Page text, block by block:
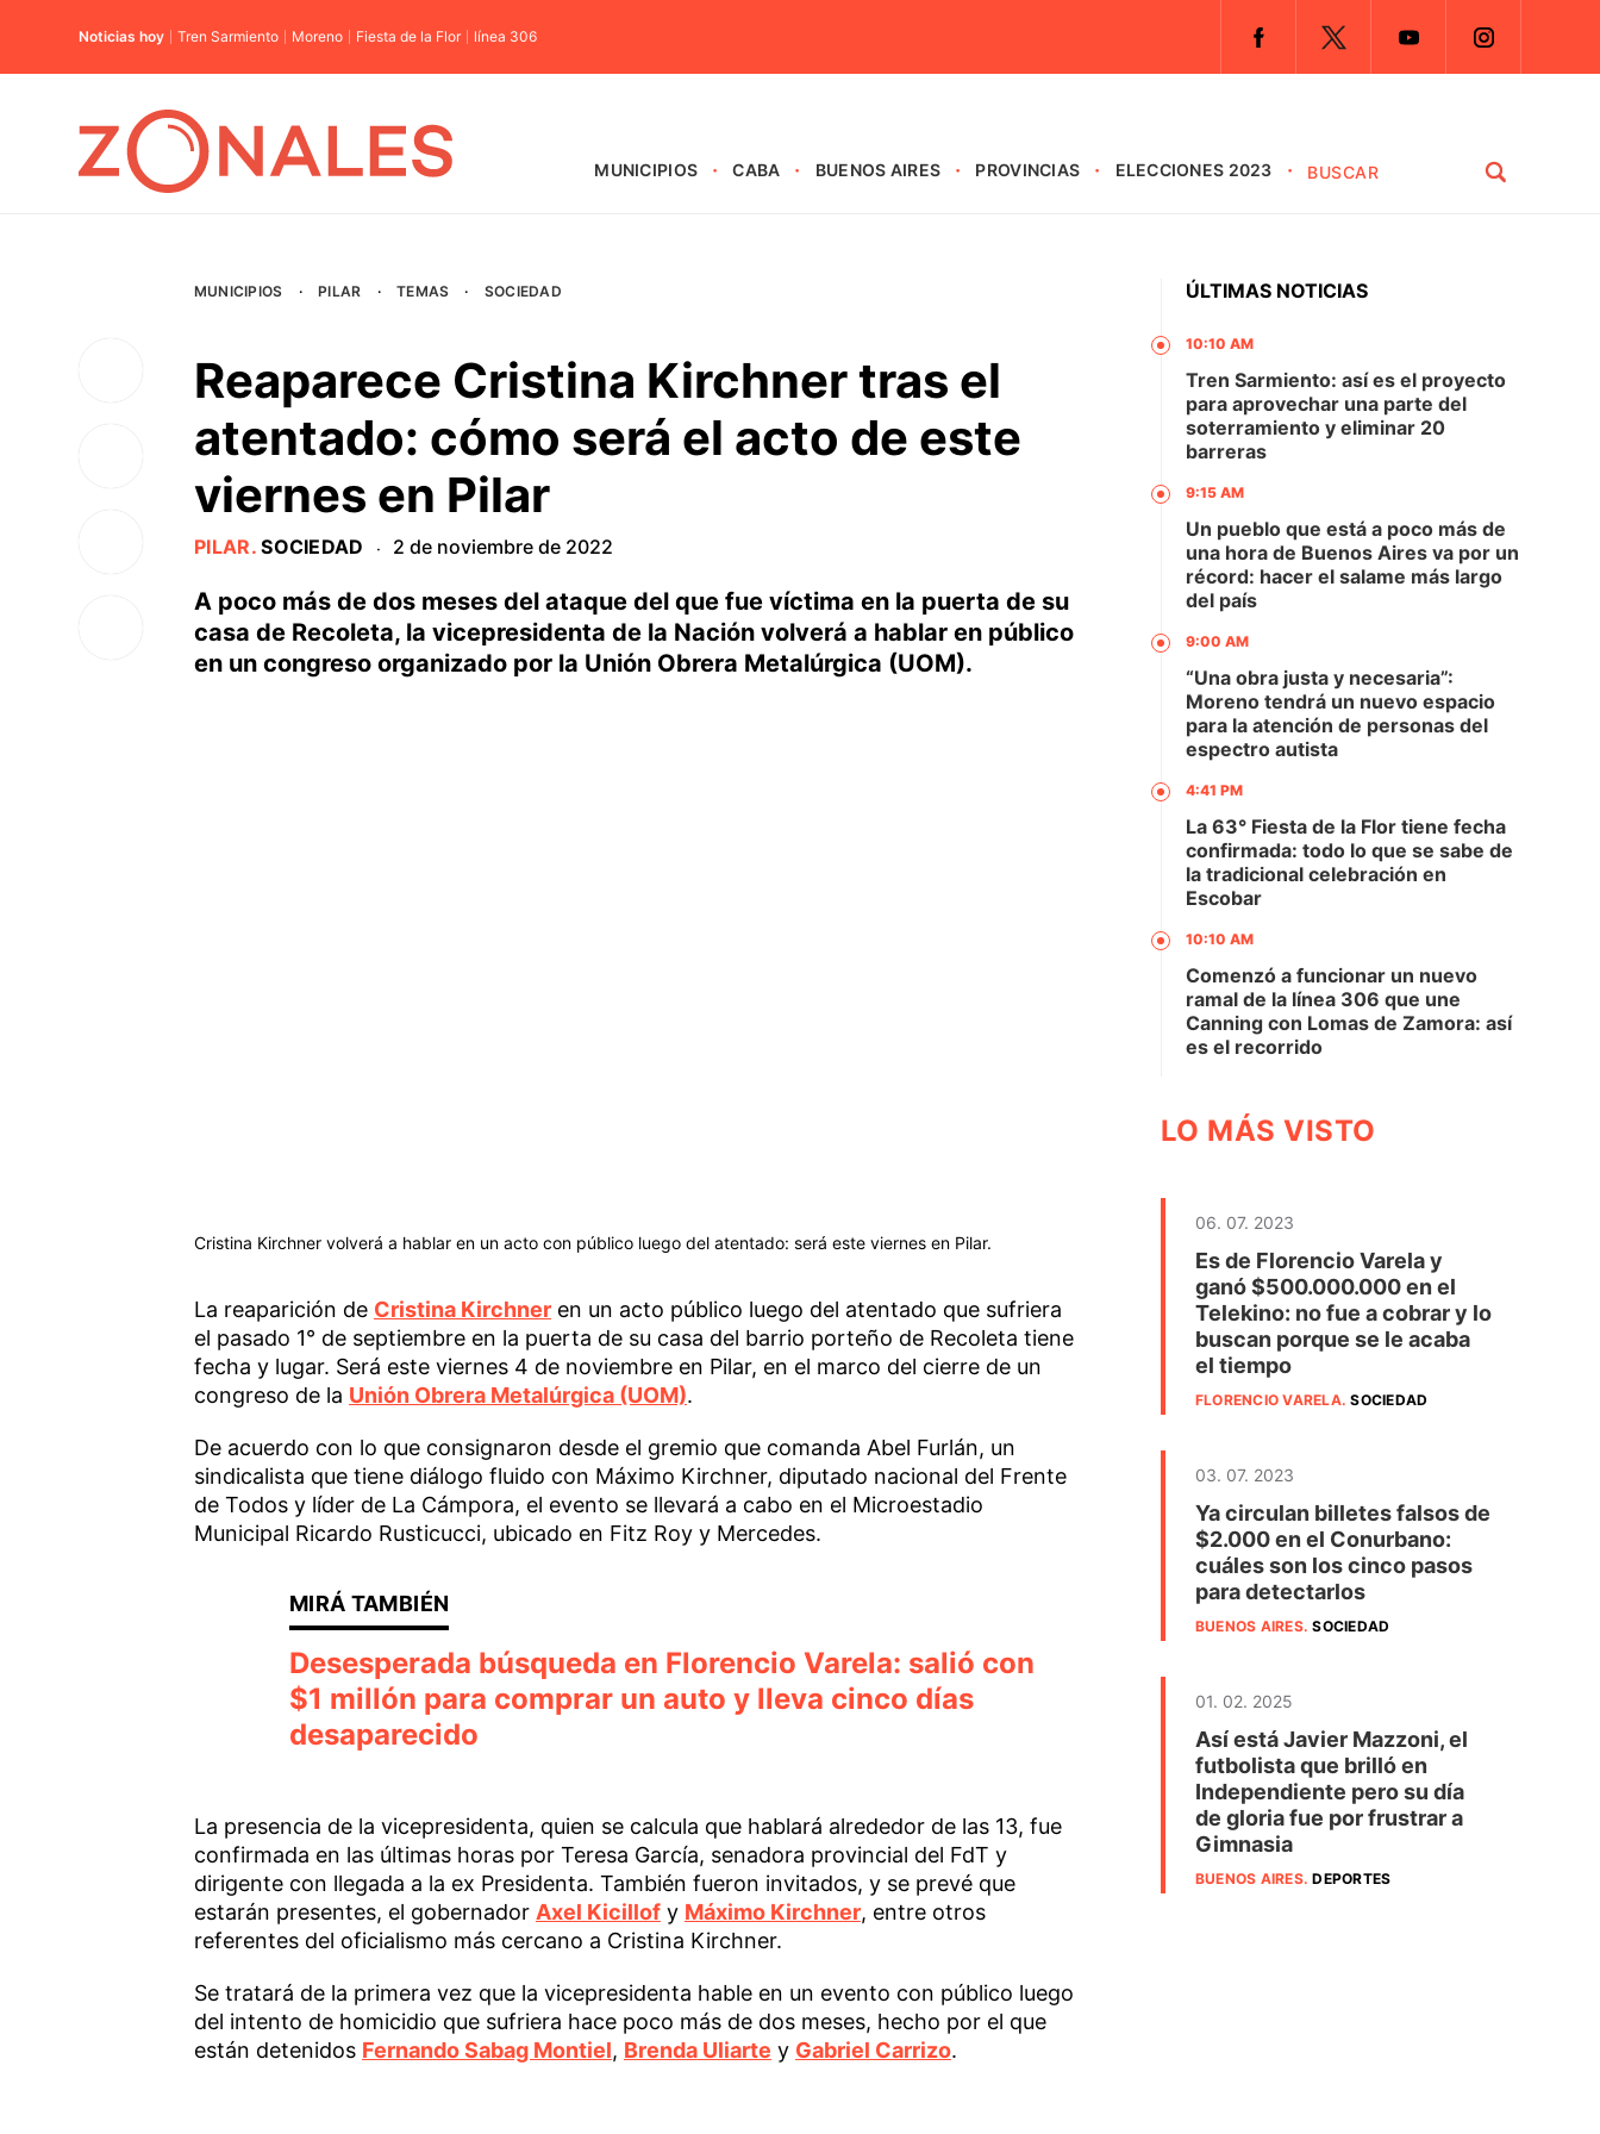
Noticias hoy Tren Sarmiento Moreno Fiesta de la Flor línea 306
MUNICIPIOS CABA BUENOS AIRES PROVINCIAS ELECCIONES 2023
MUNICIPIOS · PILAR · TEMAS · SOCIEDAD
Reaparece Cristina Kirchner tras el
atentado: cómo será el acto de este
viernes en Pilar
PILAR.SOCIEDAD · 2 de noviembre de 2022
A poco más de dos meses del ataque del que fue víctima en la puerta de su
casa de Recoleta, la vicepresidenta de la Nación volverá a hablar en público
en un congreso organizado por la Unión Obrera Metalúrgica (UOM).
Cristina Kirchner volverá a hablar en un acto con público luego del atentado: será este viernes en Pilar.
La reaparición de Cristina Kirchneren un acto público luego del atentado que sufriera
el pasado 1° de septiembre en la puerta de su casa del barrio porteño de Recoleta tiene
fecha y lugar. Será este viernes 4 de noviembre en Pilar, en el marco del cierre de un
congreso de la Unión Obrera Metalúrgica (UOM).
De acuerdo con lo que consignaron desde el gremio que comanda Abel Furlán, un
sindicalista que tiene diálogo fluido con Máximo Kirchner, diputado nacional del Frente
de Todos y líder de La Cámpora, el evento se llevará a cabo en el Microestadio
Municipal Ricardo Rusticucci, ubicado en Fitz Roy y Mercedes.
Desesperada búsqueda en Florencio Varela: salió con
$1 millón para comprar un auto y lleva cinco días
desaparecido
La presencia de la vicepresidenta, quien se calcula que hablará alrededor de las 13, fue
confirmada en las últimas horas por Teresa García, senadora provincial del FdT y
dirigente con llegada a la ex Presidenta. También fueron invitados, y se prevé que
estarán presentes, el gobernador Axel Kicillofy Máximo Kirchner, entre otros
referentes del oficialismo más cercano a Cristina Kirchner.
Se tratará de la primera vez que la vicepresidenta hable en un evento con público luego
del intento de homicidio que sufriera hace poco más de dos meses, hecho por el que
están detenidos Fernando Sabag Montiel, Brenda Uliarte y Gabriel Carrizo.
ÚLTIMAS NOTICIAS
10:10 AM
Tren Sarmiento: así es el proyecto
para aprovechar una parte del
soterramiento y eliminar 20
barreras
9:15 AM
Un pueblo que está a poco más de
una hora de Buenos Aires va por un
récord: hacer el salame más largo
del país
9:00 AM
“Una obra justa y necesaria”:
Moreno tendrá un nuevo espacio
para la atención de personas del
espectro autista
4:41 PM
La 63° Fiesta de la Flor tiene fecha
confirmada: todo lo que se sabe de
la tradicional celebración en
Escobar
10:10 AM
Comenzó a funcionar un nuevo
ramal de la línea 306 que une
Canning con Lomas de Zamora: así
es el recorrido
LO MÁS VISTO
06. 07. 2023
Es de Florencio Varela y
ganó $500.000.000 en el
Telekino: no fue a cobrar y lo
buscan porque se le acaba
el tiempo
FLORENCIO VARELA.SOCIEDAD
03. 07. 2023
Ya circulan billetes falsos de
$2.000 en el Conurbano:
cuáles son los cinco pasos
para detectarlos
BUENOS AIRES.SOCIEDAD
01. 02. 2025
Así está Javier Mazzoni, el
futbolista que brilló en
Independiente pero su día
de gloria fue por frustrar a
Gimnasia
BUENOS AIRES.DEPORTES